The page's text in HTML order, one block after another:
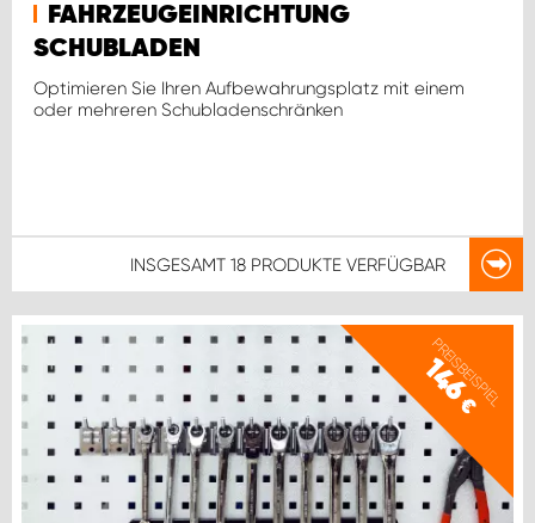
FAHRZEUGEINRICHTUNG
SCHUBLADEN
Optimieren Sie Ihren Aufbewahrungsplatz mit einem
oder mehreren Schubladenschränken
INSGESAMT 18 PRODUKTE VERFÜGBAR
PREISBEISPIEL
146
€